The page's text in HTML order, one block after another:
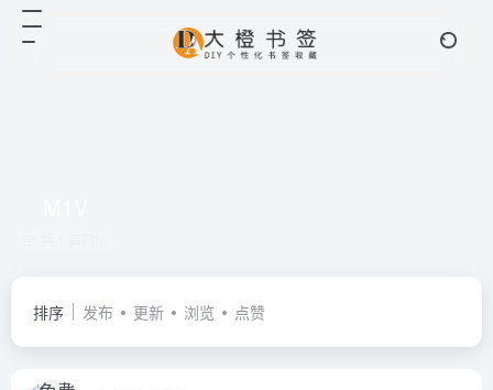
排序 发布 更新 浏览 点赞